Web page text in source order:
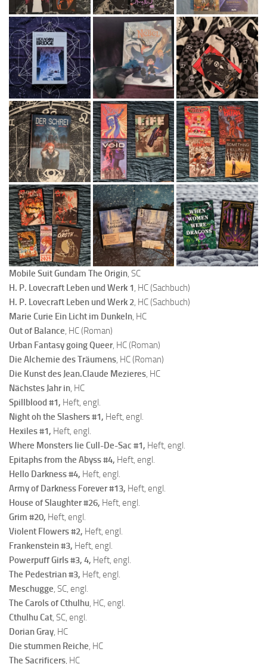
Mobile Suit Gundam The Origin, SC
H. P. Lovecraft Leben und Werk 1, HC (Sachbuch)
H. P. Lovecraft Leben und Werk 2, HC (Sachbuch)
Marie Curie Ein Licht im Dunkeln, HC
Out of Balance, HC (Roman)
Urban Fantasy going Queer, HC (Roman)
Die Alchemie des Träumens, HC (Roman)
Die Kunst des Jean.Claude Mezieres, HC
Nächstes Jahr in, HC
Spillblood #1, Heft, engl.
Night oh the Slashers #1, Heft, engl.
Hexiles #1, Heft, engl.
Where Monsters lie Cull-De-Sac #1, Heft, engl.
Epitaphs from the Abyss #4, Heft, engl.
Hello Darkness #4, Heft, engl.
Army of Darkness Forever #13, Heft, engl.
House of Slaughter #26, Heft, engl.
Grim #20, Heft, engl.
Violent Flowers #2, Heft, engl.
Frankenstein #3, Heft, engl.
Powerpuff Girls #3, 4, Heft, engl.
The Pedestrian #3, Heft, engl.
Meschugge, SC, engl.
The Carols of Cthulhu, HC, engl.
Cthulhu Cat, SC, engl.
Dorian Gray, HC
Die stummen Reiche, HC
The Sacrificers, HC